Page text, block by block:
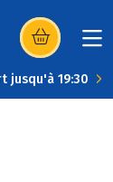
(s’ouvre dans
jusqu'à 19:30